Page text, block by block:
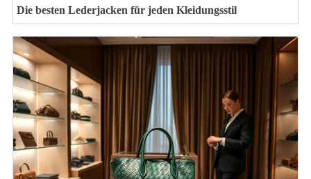
Die besten Lederjacken für jeden Kleidungsstil